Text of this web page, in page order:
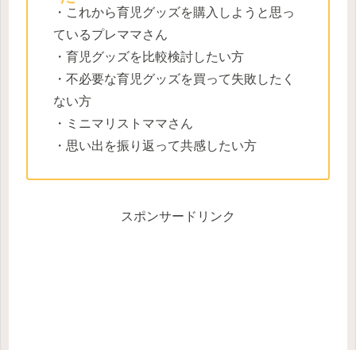
・これから育児グッズを購入しようと思っ
ているプレママさん
・育児グッズを比較検討したい方
・不必要な育児グッズを買って失敗したく
ない方
・ミニマリストママさん
・思い出を振り返って共感したい方
スポンサードリンク